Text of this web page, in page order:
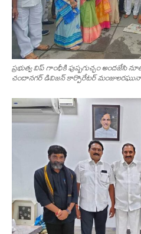
ప్రభుత్వ విప్ గాంధీకి పుష్పగుచ్చం అందజేసి
చందానగర్ డివిజన్ కార్పొరేటర్